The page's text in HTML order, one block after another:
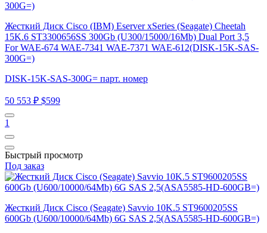
Жесткий Диск Cisco (IBM) Eserver xSeries (Seagate) Cheetah
15K.6 ST3300656SS 300Gb (U300/15000/16Mb) Dual Port 3,5
For WAE-674 WAE-7341 WAE-7371 WAE-612(DISK-15K-SAS-
300G=)
DISK-15K-SAS-300G= парт. номер
50 553 ₽ $599
1
Быстрый просмотр
Под заказ
Жесткий Диск Cisco (Seagate) Savvio 10K.5 ST9600205SS
600Gb (U600/10000/64Mb) 6G SAS 2,5(ASA5585-HD-600GB=)